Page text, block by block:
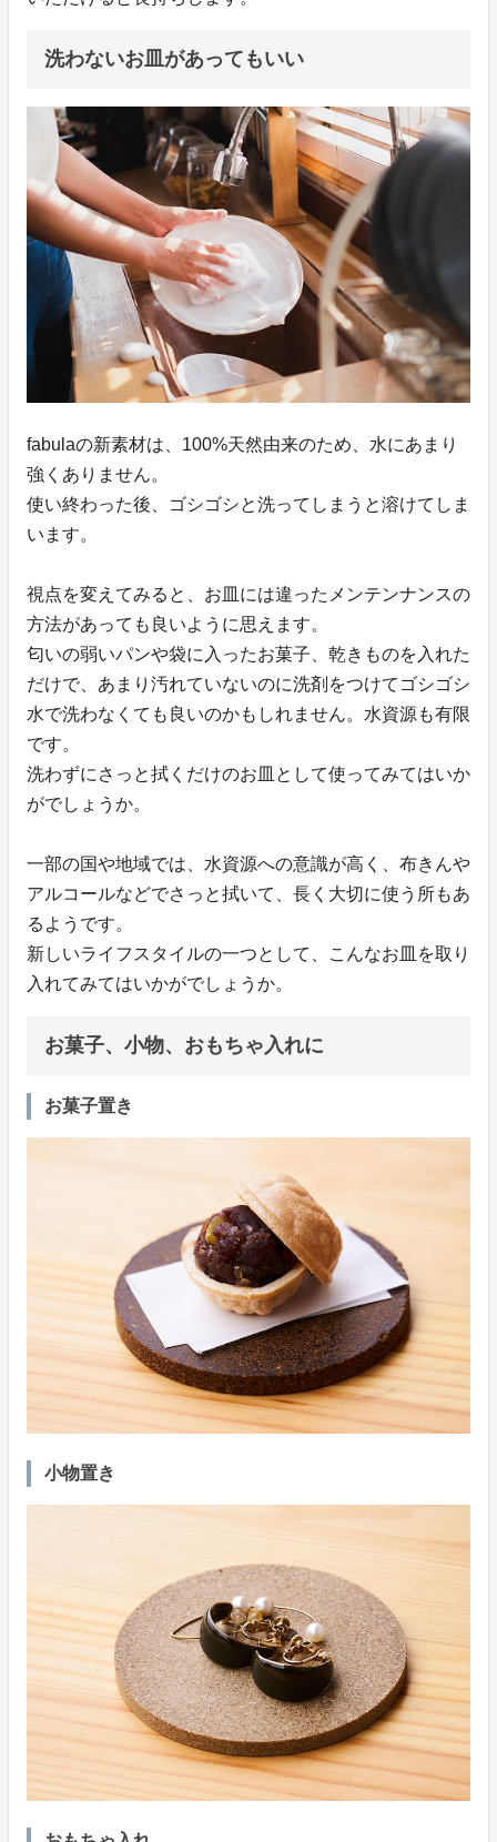
洗わないお皿があってもいい
fabulaの新素材は、100%天然由来のため、水にあまり
強くありません。
使い終わった後、ゴシゴシと洗ってしまうと溶けてしま
います。
視点を変えてみると、お皿には違ったメンテンナンスの
方法があっても良いように思えます。
匂いの弱いパンや袋に入ったお菓子、乾きものを入れた
だけで、あまり汚れていないのに洗剤をつけてゴシゴシ
水で洗わなくても良いのかもしれません。水資源も有限
です。
洗わずにさっと拭くだけのお皿として使ってみてはいか
がでしょうか。
一部の国や地域では、水資源への意識が高く、布きんや
アルコールなどでさっと拭いて、長く大切に使う所もあ
るようです。
新しいライフスタイルの一つとして、こんなお皿を取り
入れてみてはいかがでしょうか。
お菓子、小物、おもちゃ入れに
お菓子置き
小物置き